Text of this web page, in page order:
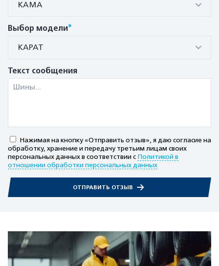
КАМА
Выбор модели*
КАРАТ
Текст сообщения
Нажимая на кнопку «Отправить отзыв», я даю согласие на
обработку, хранение и передачу третьим лицам своих
персональных данных в соответствии с Политикой в
отношении обработки персональных данных
ОТПРАВИТЬ ОТЗЫВ